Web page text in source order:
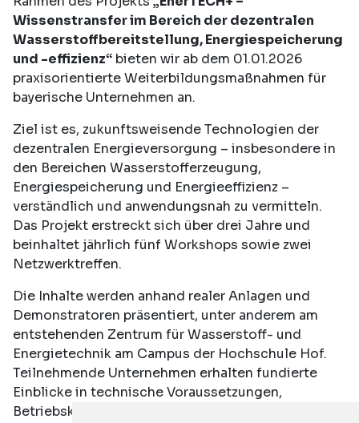
Wissenstransfer im Bereich der dezentralen
Wasserstoffbereitstellung, Energiespeicherung
und -effizienz“ bieten wir ab dem 01.01.2026
praxisorientierte Weiterbildungsmaßnahmen für
bayerische Unternehmen an.
Ziel ist es, zukunftsweisende Technologien der
dezentralen Energieversorgung – insbesondere in
den Bereichen Wasserstofferzeugung,
Energiespeicherung und Energieeffizienz –
verständlich und anwendungsnah zu vermitteln.
Das Projekt erstreckt sich über drei Jahre und
beinhaltet jährlich fünf Workshops sowie zwei
Netzwerktreffen.
Die Inhalte werden anhand realer Anlagen und
Demonstratoren präsentiert, unter anderem am
entstehenden Zentrum für Wasserstoff- und
Energietechnik am Campus der Hochschule Hof.
Teilnehmende Unternehmen erhalten fundierte
Einblicke in technische Voraussetzungen,
Betriebskonzepte und aktuelle Entwicklungen.